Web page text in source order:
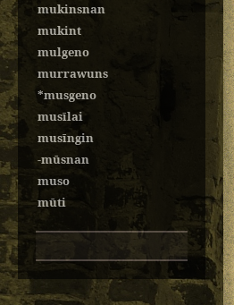
mukinsnan
mukint
mulgeno
murrawuns
*musgeno
musīlai
musīngin
-mūsnan
muso
mūti